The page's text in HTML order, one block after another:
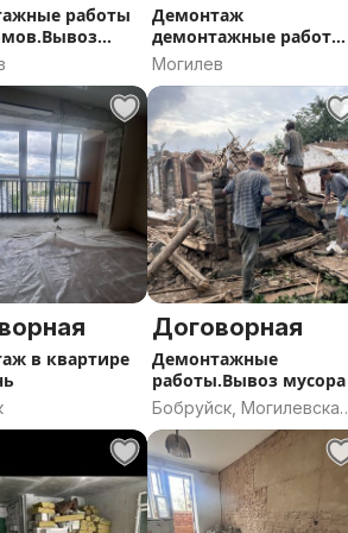
перегородок из
межкомнатных
перекрытий Демонтаж стен
перегородок Демонтаж Гвл
Демонтаж кирпича
Демонтаж фанеры
гипсовых стен
работы
Демонтаж
демонтажные работы
недорого
Могилев
в квартире
Договорная
Демонтажные
работы.Вывоз мусора
Бобруйск, Могилевская
область